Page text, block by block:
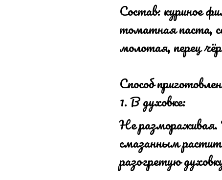
Состав: куриное
томатная паста,
молотая, перец
Способ
В духовке:
Не размораживая.
смазанным
разогретую